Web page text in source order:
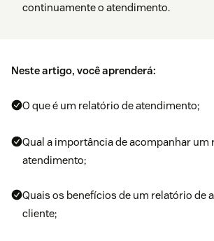
continuamente o atendimento.
Neste artigo, você aprenderá:
O que é um relatório de atendimento;
Qual a importância de acompanhar um
atendimento;
Quais os benefícios de um relatório de
cliente;